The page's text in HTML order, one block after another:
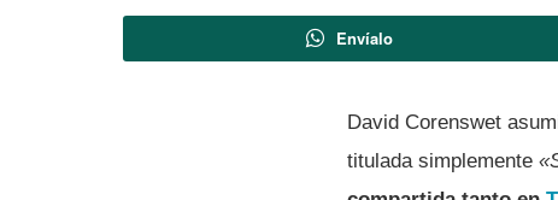
Envíalo
David Corenswet
titulada simplemente